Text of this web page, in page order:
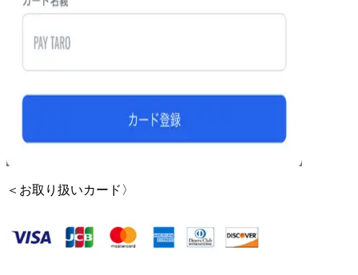
＜お取り扱いカード〉